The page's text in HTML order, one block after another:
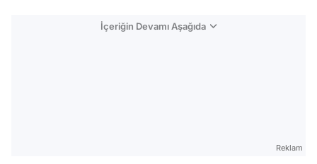
İçeriğin Devamı Aşağıda
Reklam